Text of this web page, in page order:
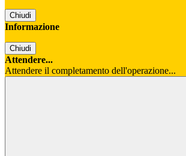
Chiudi
Informazione
Chiudi
Attendere...
Attendere il completamento dell'operazione...